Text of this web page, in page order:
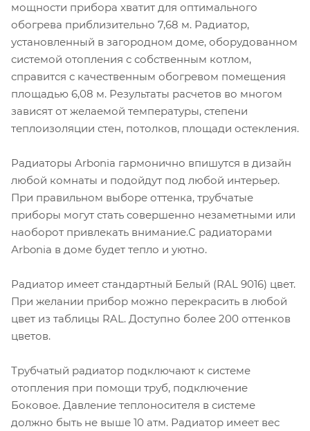
мощности прибора хватит для оптимального
обогрева приблизительно 7,68 м. Радиатор,
установленный в загородном доме, оборудованном
системой отопления с собственным котлом,
справится с качественным обогревом помещения
площадью 6,08 м. Результаты расчетов во многом
зависят от желаемой температуры, степени
теплоизоляции стен, потолков, площади остекления.
Радиаторы Arbonia гармонично впишутся в дизайн
любой комнаты и подойдут под любой интерьер.
При правильном выборе оттенка, трубчатые
приборы могут стать совершенно незаметными или
наоборот привлекать внимание.С радиаторами
Аrbonia в доме будет тепло и уютно.
Радиатор имеет стандартный Белый (RAL 9016) цвет.
При желании прибор можно перекрасить в любой
цвет из таблицы RAL. Доступно более 200 оттенков
цветов.
Трубчатый радиатор подключают к системе
отопления при помощи труб, подключение
Боковое. Давление теплоносителя в системе
должно быть не выше 10 атм. Радиатор имеет вес